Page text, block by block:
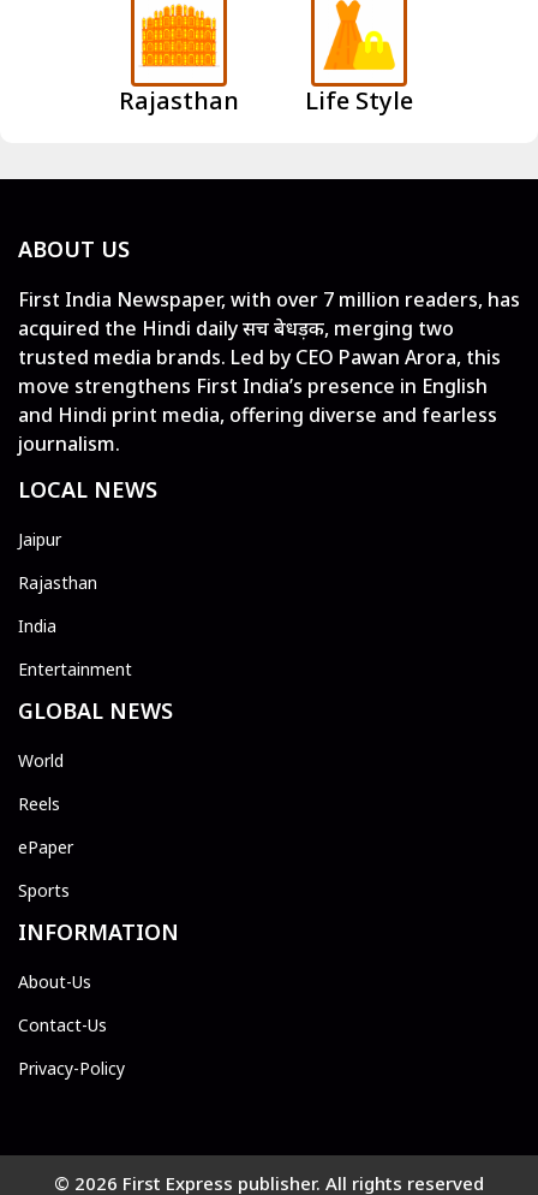
Rajasthan Life Style
ABOUT US
First India Newspaper, with over 7 million readers, has
acquired the Hindi daily सच बेधड़क, merging two
trusted media brands. Led by CEO Pawan Arora, this
move strengthens First India’s presence in English
and Hindi print media, offering diverse and fearless
journalism.
LOCAL NEWS
Jaipur
Rajasthan
India
Entertainment
GLOBAL NEWS
World
Reels
ePaper
Sports
INFORMATION
About-Us
Contact-Us
Privacy-Policy
© 2026 First Express publisher. All rights reserved